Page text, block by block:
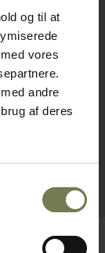
og til at
vores
andre
af deres
du skal bruge i
arbejdet og
ønsker, så den